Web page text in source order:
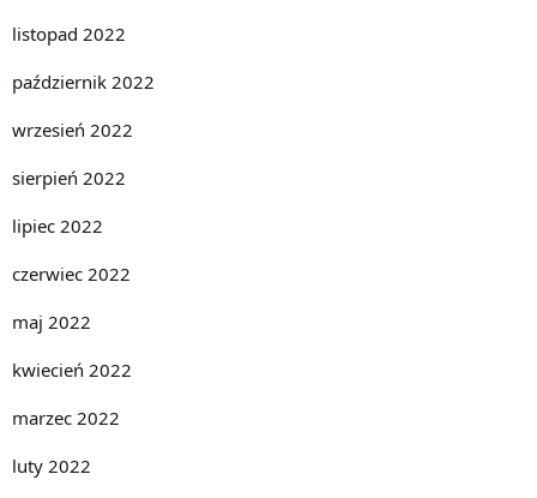
listopad 2022
październik 2022
wrzesień 2022
sierpień 2022
lipiec 2022
czerwiec 2022
maj 2022
kwiecień 2022
marzec 2022
luty 2022